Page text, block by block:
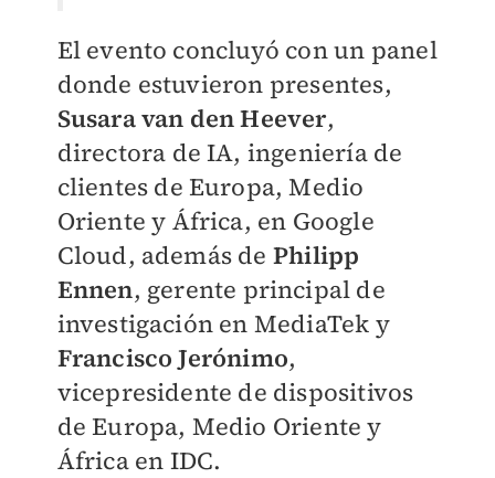
El evento concluyó con un panel
donde estuvieron presentes,
Susara van den Heever,
directora de IA, ingeniería de
clientes de Europa, Medio
Oriente y África, en Google
Cloud, además de Philipp
Ennen, gerente principal de
investigación en MediaTek y
Francisco Jerónimo,
vicepresidente de dispositivos
de Europa, Medio Oriente y
África en IDC.